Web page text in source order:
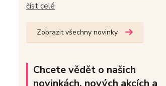
číst celé
Zobrazit všechny novinky
Chcete vědět o našich
novinkách, nových akcích a